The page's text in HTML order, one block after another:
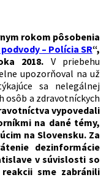
rokom pôsobenia
– Polícia SR“,
2018. V priebehu
upozorňoval na už
sa nelegálnej
osôb a zdravotníckych
vypovedali
na dané témy,
na Slovensku. Za
dezinformácie
v súvislosti so
sme zabránili